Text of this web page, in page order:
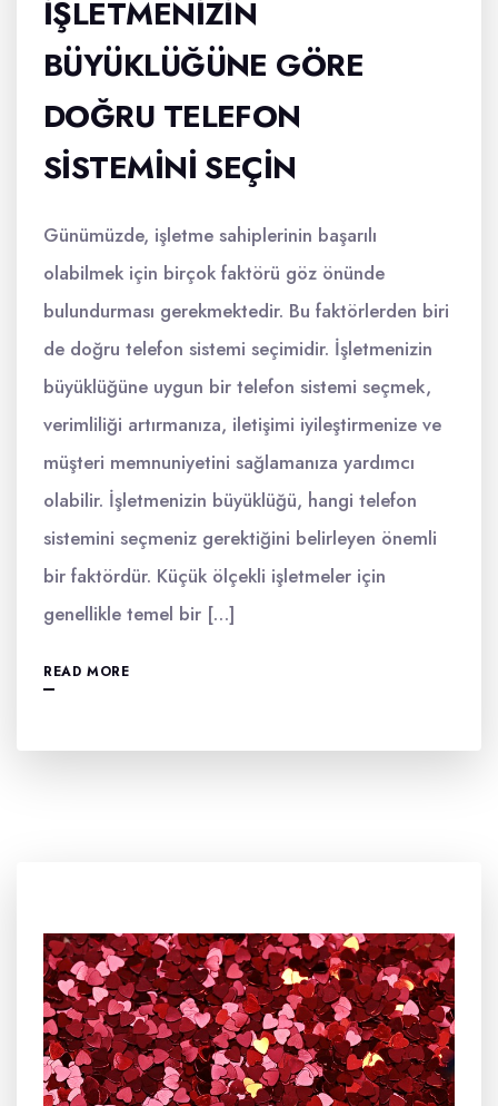
İŞLETMENIZIN
BÜYÜKLÜĞÜNE GÖRE
DOĞRU TELEFON
SISTEMINI SEÇIN
Günümüzde, işletme sahiplerinin başarılı
olabilmek için birçok faktörü göz önünde
bulundurması gerekmektedir. Bu faktörlerden biri
de doğru telefon sistemi seçimidir. İşletmenizin
büyüklüğüne uygun bir telefon sistemi seçmek,
verimliliği artırmanıza, iletişimi iyileştirmenize ve
müşteri memnuniyetini sağlamanıza yardımcı
olabilir. İşletmenizin büyüklüğü, hangi telefon
sistemini seçmeniz gerektiğini belirleyen önemli
bir faktördür. Küçük ölçekli işletmeler için
genellikle temel bir […]
READ MORE